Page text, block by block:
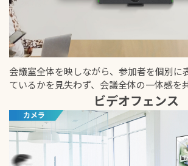
会議室全体を映しながら、参加者を個別に
ているかを見失わず、会議全体の一体感を
ビデオフェンス